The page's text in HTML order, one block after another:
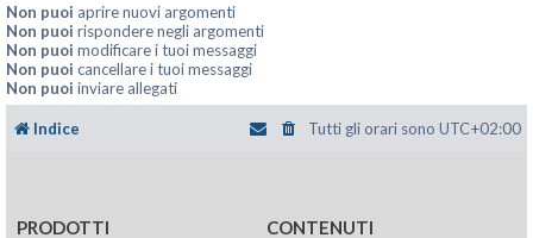
Non puoi aprire nuovi argomenti
Non puoi rispondere negli argomenti
Non puoi modificare i tuoi messaggi
Non puoi cancellare i tuoi messaggi
Non puoi inviare allegati
Indice Tutti gli orari sono UTC+02:00
PRODOTTI CONTENUTI